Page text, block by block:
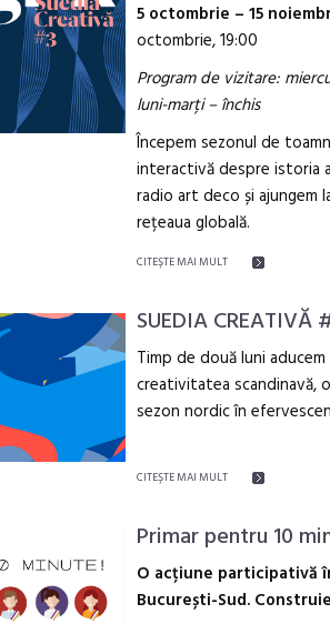
5 octombrie – 15
octombrie, 19:00
Program de vizitare:
luni-marți – închis
Începem sezonul de
interactivă despre istoria
radio art deco și ajungem
rețeaua globală.
CITEŞTE MAI MULT
SUEDIA CREATIVĂ
Timp de două luni
creativitatea scandinavă,
sezon nordic în
CITEŞTE MAI MULT
Primar pentru 10
O acțiune participativă
București-Sud.